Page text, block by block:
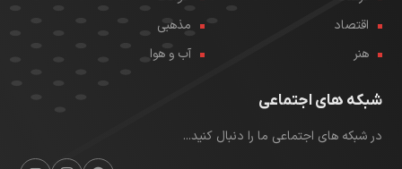
اقتصاد
مذهبی
هنر
آب و هوا
شبکه های اجتماعی
در شبکه های اجتماعی ما را دنبال کنید...